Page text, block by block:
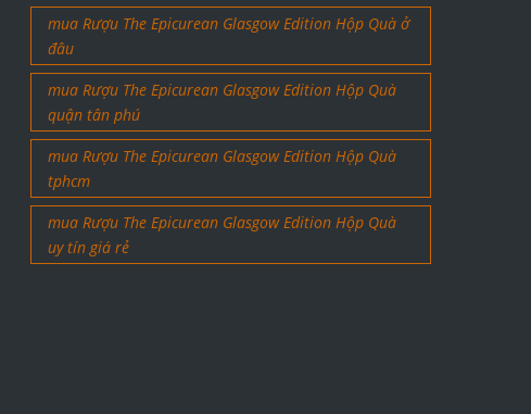
mua Rượu The Epicurean Glasgow Edition Hộp Quà ở
đâu
mua Rượu The Epicurean Glasgow Edition Hộp Quà
quận tân phú
mua Rượu The Epicurean Glasgow Edition Hộp Quà
tphcm
mua Rượu The Epicurean Glasgow Edition Hộp Quà
uy tín giá rẻ